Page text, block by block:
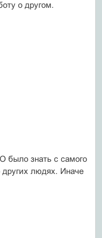
о другом.
было знать с самого
других людях. Иначе